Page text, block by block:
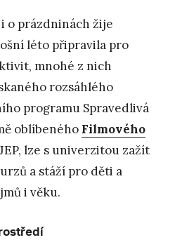
o prázdninách žije
léto připravila pro
mnohé z nich
rozsáhlého
programu Spravedlivá
oblíbeného Filmového
lze s univerzitou zažít
a stáží pro děti a
i věku.